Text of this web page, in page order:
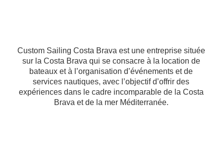
Custom Sailing Costa Brava est une entreprise située
sur la Costa Brava qui se consacre à la location de
bateaux et à l’organisation d’événements et de
services nautiques, avec l’objectif d’offrir des
expériences dans le cadre incomparable de la Costa
Brava et de la mer Méditerranée.